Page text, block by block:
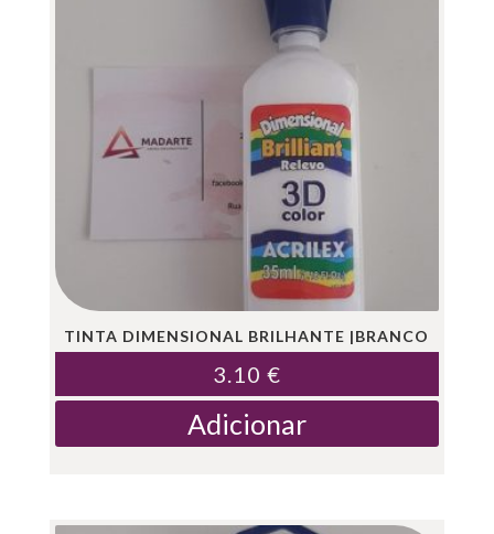
TINTA DIMENSIONAL BRILHANTE |BRANCO
3.10 €
Adicionar